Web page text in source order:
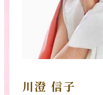
川澄 信子